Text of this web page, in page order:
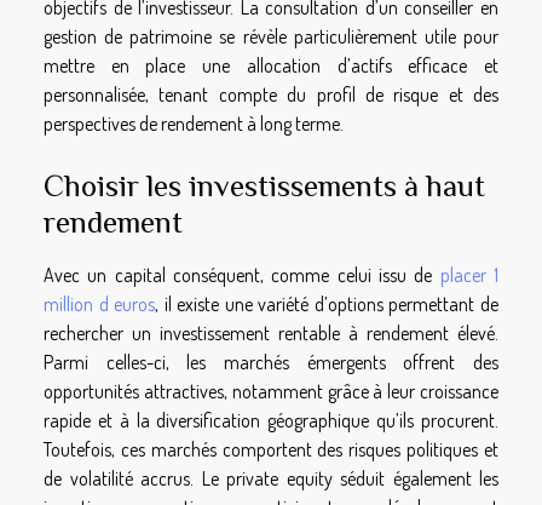
objectifs de l’investisseur. La consultation d’un conseiller en
gestion de patrimoine se révèle particulièrement utile pour
mettre en place une allocation d’actifs efficace et
personnalisée, tenant compte du profil de risque et des
perspectives de rendement à long terme.
Choisir les investissements à haut
rendement
Avec un capital conséquent, comme celui issu de placer 1
million d euros, il existe une variété d’options permettant de
rechercher un investissement rentable à rendement élevé.
Parmi celles-ci, les marchés émergents offrent des
opportunités attractives, notamment grâce à leur croissance
rapide et à la diversification géographique qu’ils procurent.
Toutefois, ces marchés comportent des risques politiques et
de volatilité accrus. Le private equity séduit également les